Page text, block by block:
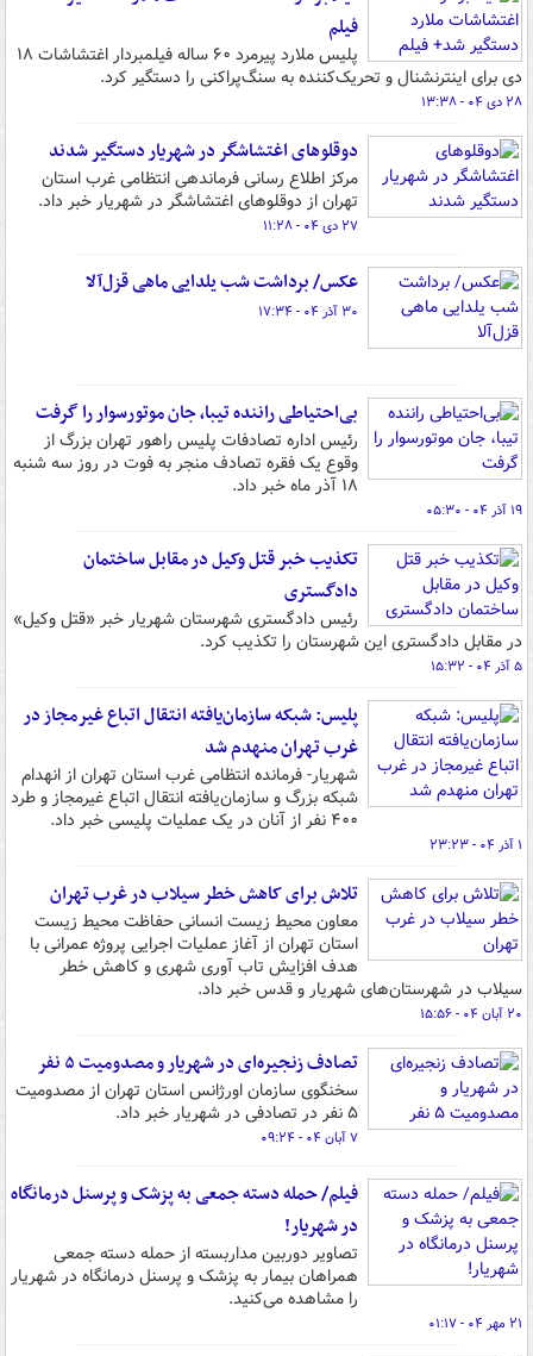
فیلم
پلیس ملارد پیرمرد ۶۰ ساله فیلمبردار اغتشاشات ۱۸
دی برای اینترنشنال و تحریک‌کننده به سنگ‌پراکنی را دستگیر کرد.
۲۸ دی ۰۴ - ۱۳:۳۸
دوقلوهای اغتشاشگر در شهریار دستگیر شدند
مرکز اطلاع رسانی فرماندهی انتظامی غرب استان
تهران از دوقلوهای اغتشاشگر در شهریار خبر داد.
۲۷ دی ۰۴ - ۱۱:۲۸
عکس/ برداشت شب یلدایی ماهی قزل‌آلا
۳۰ آذر ۰۴ - ۱۷:۳۴
بی‌احتیاطی راننده تیبا، جان موتورسوار را گرفت
رئیس اداره تصادفات پلیس راهور تهران بزرگ از
وقوع یک فقره تصادف منجر به فوت در روز سه شنبه
۱۸ آذر ماه خبر داد.
۱۹ آذر ۰۴ - ۰۵:۳۰
تکذیب خبر قتل وکیل در مقابل ساختمان
دادگستری
رئیس دادگستری شهرستان شهریار خبر «قتل وکیل»
در مقابل دادگستری این شهرستان را تکذیب کرد.
۵ آذر ۰۴ - ۱۵:۳۲
پلیس: شبکه سازمان‌یافته انتقال اتباع غیرمجاز در
غرب تهران منهدم شد
شهریار- فرمانده انتظامی غرب استان تهران از انهدام
شبکه بزرگ و سازمان‌یافته انتقال اتباع غیرمجاز و طرد
۴۰۰ نفر از آنان در یک عملیات پلیسی خبر داد.
۱ آذر ۰۴ - ۲۳:۲۳
تلاش برای کاهش خطر سیلاب در غرب تهران
معاون محیط زیست انسانی حفاظت محیط زیست
استان تهران از آغاز عملیات اجرایی پروژه عمرانی با
هدف افزایش تاب ‌آوری شهری و کاهش خطر
سیلاب در شهرستان‌های شهریار و قدس خبر داد.
۲۰ آبان ۰۴ - ۱۵:۵۶
تصادف زنجیره‌ای در شهریار و مصدومیت ۵ نفر
سخنگوی سازمان اورژانس استان تهران از مصدومیت
۵ نفر در تصادفی در شهریار خبر داد.
۷ آبان ۰۴ - ۰۹:۲۴
فیلم/ حمله دسته جمعی‌ به پزشک و پرسنل درمانگاه
در شهریار!
تصاویر دوربین مداربسته از حمله دسته جمعی‌
همراهان بیمار به پزشک و پرسنل درمانگاه در شهریار
را مشاهده می‌کنید.
۲۱ مهر ۰۴ - ۰۱:۱۷